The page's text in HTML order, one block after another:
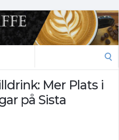
Mer Plats i
på Sista